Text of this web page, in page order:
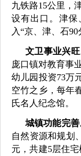
九铁路15公里，
设有出口。津保
入“京、津、石
文卫事业兴旺
庞口镇对教育事
幼儿园投资73万
空竹之乡，每年
氏名人纪念馆。
城镇功能完
自然资源和规划
元，共建5层住